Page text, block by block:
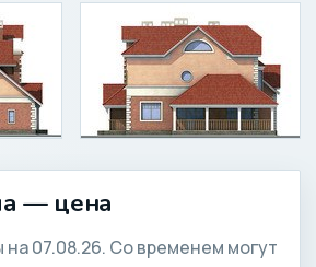
— цена
07.08.26. Со временем могут